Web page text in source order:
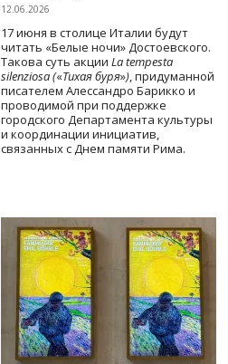
12.06.2026
17 июня в столице Италии будут
читать «Белые ночи» Достоевского.
Такова суть акции La tempesta
silenziosa («Тихая буря»), придуманной
писателем Алессандро Барикко и
проводимой при поддержке
городского Департамента культуры
и координации инициатив,
связанных с Днем памяти Рима.